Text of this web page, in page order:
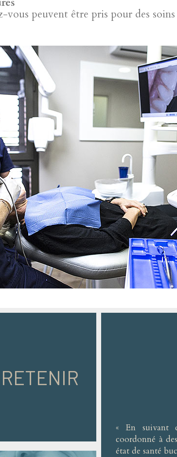
peuvent être pris pour des
« En suivant
coordonné à
état de santé